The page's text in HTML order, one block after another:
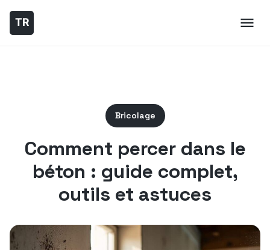
Bricolage
Comment percer dans le
béton : guide complet,
outils et astuces